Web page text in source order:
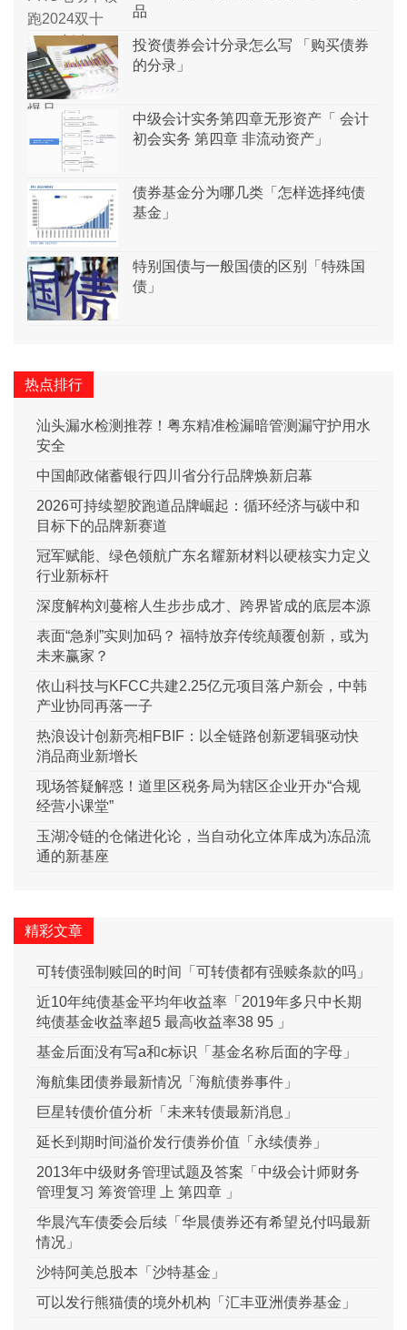
品
投资债券会计分录怎么写 「购买债券
的分录」
中级会计实务第四章无形资产「 会计
初会实务 第四章 非流动资产」
债券基金分为哪几类「怎样选择纯债
基金」
特别国债与一般国债的区别「特殊国
债」
热点排行
汕头漏水检测推荐！粤东精准检漏暗管测漏守护用水
安全
中国邮政储蓄银行四川省分行品牌焕新启幕
2026可持续塑胶跑道品牌崛起：循环经济与碳中和
目标下的品牌新赛道
冠军赋能、绿色领航广东名耀新材料以硬核实力定义
行业新标杆
深度解构刘蔓榕人生步步成才、跨界皆成的底层本源
表面“急刹”实则加码？ 福特放弃传统颠覆创新，或为
未来赢家？
依山科技与KFCC共建2.25亿元项目落户新会，中韩
产业协同再落一子
热浪设计创新亮相FBIF：以全链路创新逻辑驱动快
消品商业新增长
现场答疑解惑！道里区税务局为辖区企业开办“合规
经营小课堂”
玉湖冷链的仓储进化论，当自动化立体库成为冻品流
通的新基座
精彩文章
可转债强制赎回的时间「可转债都有强赎条款的吗」
近10年纯债基金平均年收益率「2019年多只中长期
纯债基金收益率超5 最高收益率38 95 」
基金后面没有写a和c标识「基金名称后面的字母」
海航集团债券最新情况「海航债券事件」
巨星转债价值分析「未来转债最新消息」
延长到期时间溢价发行债券价值「永续债券」
2013年中级财务管理试题及答案「中级会计师财务
管理复习 筹资管理 上 第四章 」
华晨汽车债委会后续「华晨债券还有希望兑付吗最新
情况」
沙特阿美总股本「沙特基金」
可以发行熊猫债的境外机构「汇丰亚洲债券基金」